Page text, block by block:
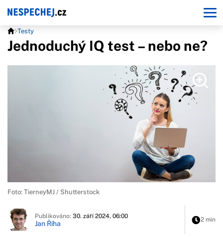
Testy
Jednoduchý IQ test – nebo ne?
Foto: TierneyMJ / Shutterstock
Publikováno: 30. září 2024, 06:00
Jan Říha 2 min